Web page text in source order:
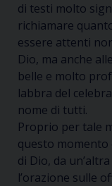
di testi molto
richiamare
essere attenti
Dio, ma anche
belle e molto
labbra del
nome di tutti.
Proprio per tale
questo momento
di Dio, da
l’orazione sulle